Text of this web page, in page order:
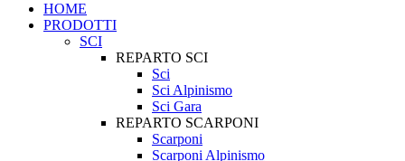
HOME
PRODOTTI
SCI
REPARTO SCI
Sci
Sci Alpinismo
Sci Gara
REPARTO SCARPONI
Scarponi
Scarponi Alpinismo